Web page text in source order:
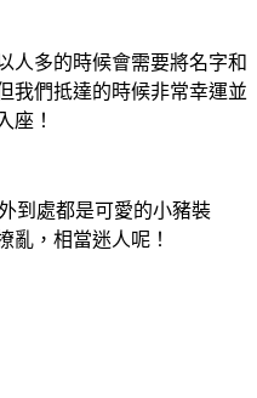
人多的時候會需要將名字和
我們抵達的時候非常幸運並
座！
到處都是可愛的小豬裝
亂，相當迷人呢！